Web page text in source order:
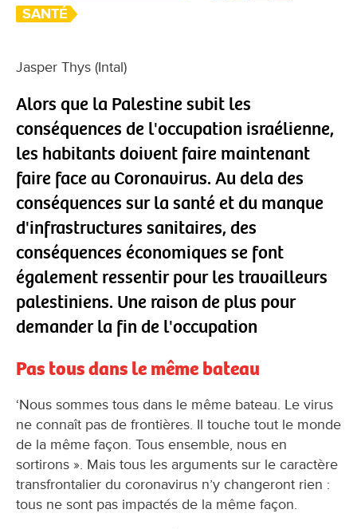
SANTÉ
Jasper Thys (Intal)
Alors que la Palestine subit les
conséquences de l'occupation israélienne,
les habitants doivent faire maintenant
faire face au Coronavirus. Au dela des
conséquences sur la santé et du manque
d'infrastructures sanitaires, des
conséquences économiques se font
également ressentir pour les travailleurs
palestiniens. Une raison de plus pour
demander la fin de l'occupation
Pas tous dans le même bateau
‘Nous sommes tous dans le même bateau. Le virus
ne connaît pas de frontières. Il touche tout le monde
de la même façon. Tous ensemble, nous en
sortirons ». Mais tous les arguments sur le caractère
transfrontalier du coronavirus n’y changeront rien :
tous ne sont pas impactés de la même façon.